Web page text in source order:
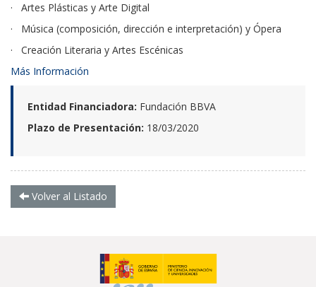
· Artes Plásticas y Arte Digital
· Música (composición, dirección e interpretación) y Ópera
· Creación Literaria y Artes Escénicas
Más Información
Entidad Financiadora: Fundación BBVA
Plazo de Presentación: 18/03/2020
Volver al Listado